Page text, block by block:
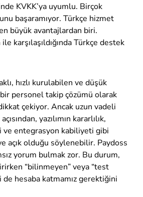
KVKK’ya uyumlu. Birçok
başaramıyor. Türkçe hizmet
büyük avantajlardan biri.
karşılaşıldığında Türkçe destek
hızlı kurulabilen ve düşük
personel takip çözümü olarak
çekiyor. Ancak uzun vadeli
yazılımın kararlılık,
ve entegrasyon kabiliyeti gibi
açık olduğu söylenebilir. Paydoss
yorum bulmak zor. Bu durum,
“bilinmeyen” veya “test
hesaba katmamız gerektiğini